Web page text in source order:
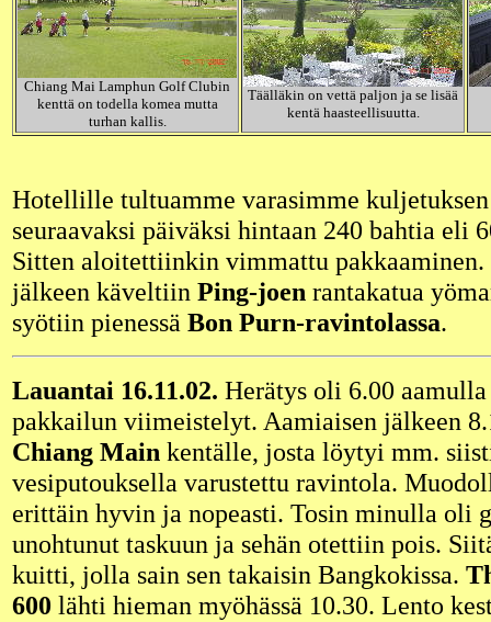
Chiang Mai Lamphun Golf Clubin
kenttä on todella komea mutta
turhan kallis.
Täälläkin on vettä paljon ja se lisää
kentä haasteellisuutta.
Hotellille tultuamme varasimme
seuraavaksi päiväksi hintaan 240 bahtia eli
Sitten aloitettiinkin vimmattu
jälkeen käveltiin Ping-joen rantakatua
syötiin pienessä Bon Purn-ravintolassa.
Lauantai 16.11.02. Herätys oli 6.00
pakkailun viimeistelyt. Aamiaisen jälkeen
Chiang Main kentälle, josta löytyi mm.
vesiputouksella varustettu ravintola.
erittäin hyvin ja nopeasti. Tosin minulla oli
unohtunut taskuun ja sehän otettiin pois.
kuitti, jolla sain sen takaisin Bangkokissa.
600 lähti hieman myöhässä 10.30. Lento